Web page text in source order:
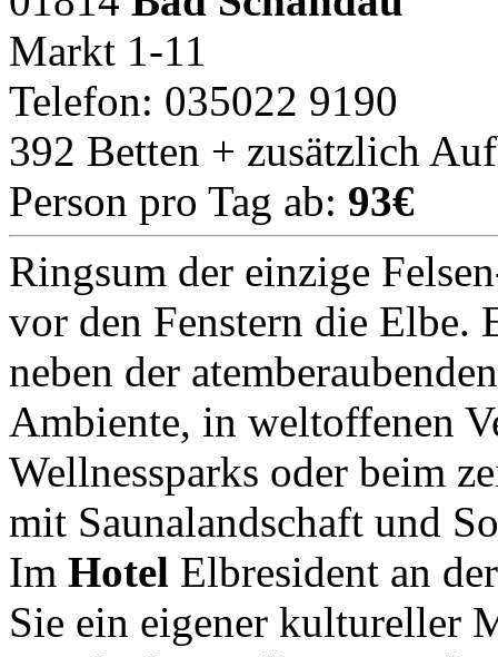
Markt 1-11
Telefon: 035022 9190
392 Betten + zusätzlich
Person pro Tag ab: 93€
Ringsum der einzige
vor den Fenstern die Elbe.
neben der
Ambiente, in weltoffenen
Wellnessparks oder beim
mit Saunalandschaft und
Im Hotel Elbresident an
Sie ein eigener kultureller